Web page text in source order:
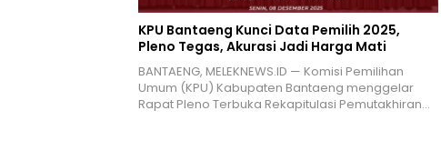
KPU Bantaeng Kunci Data Pemilih 2025,
Pleno Tegas, Akurasi Jadi Harga Mati
BANTAENG, MELEKNEWS.ID — Komisi Pemilihan
Umum (KPU) Kabupaten Bantaeng menggelar
Rapat Pleno Terbuka Rekapitulasi Pemutakhiran…